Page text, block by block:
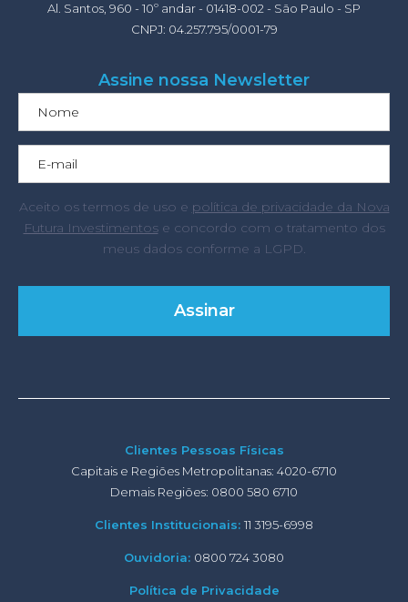
Al. Santos, 960 - 10º andar - 01418-002 - São Paulo - SP
CNPJ: 04.257.795/0001-79
Assine nossa Newsletter
Aceito os termos de uso e política de privacidade da Nova
Futura Investimentose concordo com o tratamento dos
meus dados conforme a LGPD.
Clientes Pessoas Físicas
Capitais e Regiões Metropolitanas: 4020-6710
Demais Regiões: 0800 580 6710
Clientes Institucionais: 11 3195-6998
Ouvidoria: 0800 724 3080
Política de Privacidade